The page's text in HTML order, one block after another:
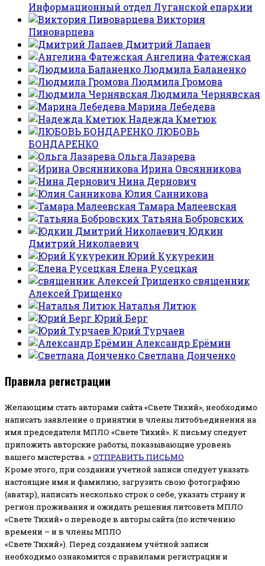
Информационный отдел Луганской епархии
Виктория
Пивоварцева
Дмитрий Лапаев
Ангелина Фатежская
Людмила Баланенко
Людмила Громова
Людмила Чернявская
Марина Лебедева
Надежда Кметюк
ЛЮБОВЬ
БОНДАРЕНКО
Ольга Лазарева
Ирина Овсянникова
Нина Дернович
Юлия Санникова
Тамара Малеевская
Татьяна Бобровских
Юдкин
Дмитрий Николаевич
Юрий Кукурекин
Елена Русецкая
священник
Алексей Грищенко
Наталья Литюк
Юрий Берг
Юрий Турчаев
Александр Ерёмин
Светлана Донченко
Правила регистрации
Желающим стать авторами сайта «Свете Тихий», необходимо
написать заявление о принятии в члены литобъединения на
имя председателя МПЛО «Свете Тихий». К письму следует
приложить авторские работы, показывающие уровень
вашего мастерства. »ОТПРАВИТЬ ПИСЬМО
Кроме этого, при создании учетной записи следует указать
настоящие имя и фамилию, загрузить свою фотографию
(аватар), написать несколько строк о себе, указать страну и
регион проживания и ожидать решения литсовета МПЛО
«Свете Тихий» о переводе в авторы сайта (по истечению
времени – и в члены МПЛО
«Свете Тихий»). Перед созданием учётной записи
необходимо ознакомится с правилами регистрации и